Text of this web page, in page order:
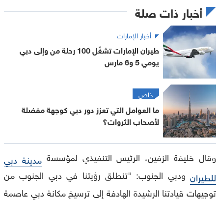
أخبار ذات صلة
أخبار الإمارات
طيران الإمارات تشغّل 100 رحلة من وإلى دبي
يومي 5 و6 مارس
خاص
ما العوامل التي تعزز دور دبي كوجهة مفضلة
لأصحاب الثروات؟
وقال خليفة الزفين، الرئيس التنفيذي لمؤسسة مدينة دبي
للطيران ودبي الجنوب: "تنطلق رؤيتنا في دبي الجنوب من
توجيهات قيادتنا الرشيدة الهادفة إلى ترسيخ مكانة دبي عاصمة